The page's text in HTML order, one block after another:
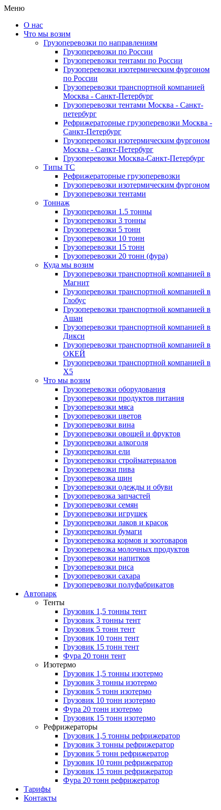
Меню
О нас
Что мы возим
Грузоперевозки по направлениям
Грузоперевозки по России
Грузоперевозки тентами по России
Грузоперевозки изотермическим фургоном
по России
Грузоперевозки транспортной компанией
Москва - Санкт-Петербург
Грузоперевозки тентами Москва - Санкт-
петербург
Рефрижераторные грузоперевозки Москва -
Санкт-Петербург
Грузоперевозки изотермическим фургоном
Москва - Санкт-Петербург
Грузоперевозки Москва-Санкт-Петербург
Типы ТС
Рефрижераторные грузоперевозки
Грузоперевозки изотермическим фургоном
Грузоперевозки тентами
Тоннаж
Грузоперевозки 1.5 тонны
Грузоперевозки 3 тонны
Грузоперевозки 5 тонн
Грузоперевозки 10 тонн
Грузоперевозки 15 тонн
Грузоперевозки 20 тонн (фура)
Куда мы возим
Грузоперевозки транспортной компанией в
Магнит
Грузоперевозки транспортной компанией в
Глобус
Грузоперевозки транспортной компанией в
Ашан
Грузоперевозки транспортной компанией в
Дикси
Грузоперевозки транспортной компанией в
ОКЕЙ
Грузоперевозки транспортной компанией в
X5
Что мы возим
Грузоперевозки оборудования
Грузоперевозки продуктов питания
Грузоперевозки мяса
Грузоперевозки цветов
Грузоперевозки вина
Грузоперевозки овощей и фруктов
Грузоперевозки алкоголя
Грузоперевозки ели
Грузоперевозки стройматериалов
Грузоперевозки пива
Грузоперевозка шин
Грузоперевозки одежды и обуви
Грузоперевозка запчастей
Грузоперевозки семян
Грузоперевозки игрушек
Грузоперевозки лаков и красок
Грузоперевозки бумаги
Грузоперевозка кормов и зоотоваров
Грузоперевозка молочных продуктов
Грузоперевозки напитков
Грузоперевозки риса
Грузоперевозки сахара
Грузоперевозки полуфабрикатов
Автопарк
Тенты
Грузовик 1,5 тонны тент
Грузовик 3 тонны тент
Грузовик 5 тонн тент
Грузовик 10 тонн тент
Грузовик 15 тонн тент
Фура 20 тонн тент
Изотермо
Грузовик 1,5 тонны изотермо
Грузовик 3 тонны изотермо
Грузовик 5 тонн изотермо
Грузовик 10 тонн изотермо
Фура 20 тонн изотермо
Грузовик 15 тонн изотермо
Рефрижераторы
Грузовик 1,5 тонны рефрижератор
Грузовик 3 тонны рефрижератор
Грузовик 5 тонн рефрижератор
Грузовик 10 тонн рефрижератор
Грузовик 15 тонн рефрижератор
Фура 20 тонн рефрижератор
Тарифы
Контакты